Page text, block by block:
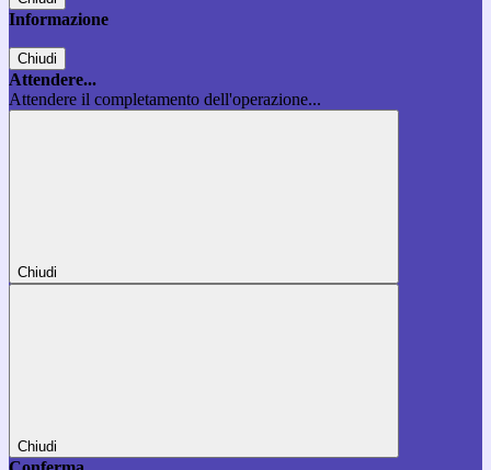
Informazione
Chiudi
Attendere...
Attendere il completamento dell'operazione...
Chiudi
Chiudi